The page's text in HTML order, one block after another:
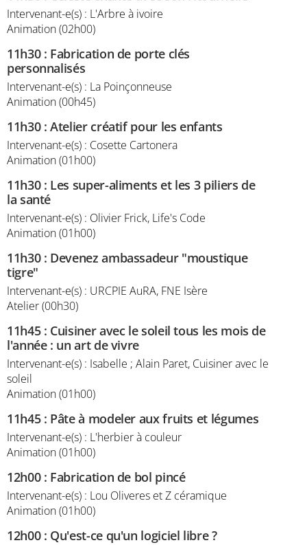
Intervenant-e(s) : L'Arbre à ivoire
Animation (02h00)
11h30: Fabrication de porte clés
personnalisés
Intervenant-e(s) : La Poinçonneuse
Animation (00h45)
11h30:Atelier créatif pour les enfants
Intervenant-e(s) : Cosette Cartonera
Animation (01h00)
11h30: Les super-aliments et les 3 piliers de
la santé
Intervenant-e(s) : Olivier Frick, Life's Code
Animation (01h00)
11h30: Devenez ambassadeur "moustique
tigre"
Intervenant-e(s) : URCPIE AuRA, FNE Isère
Atelier (00h30)
11h45: Cuisiner avec le soleil tous les mois de
l'année : un art de vivre
Intervenant-e(s) : Isabelle ; Alain Paret, Cuisiner avec le
soleil
Animation (01h00)
11h45: Pâte à modeler aux fruits et légumes
Intervenant-e(s) : L'herbier à couleur
Animation (01h00)
12h00: Fabrication de bol pincé
Intervenant-e(s) : Lou Oliveres et Z céramique
Animation (01h00)
12h00: Qu'est-ce qu'un logiciel libre ?